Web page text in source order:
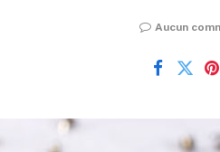
Aucun